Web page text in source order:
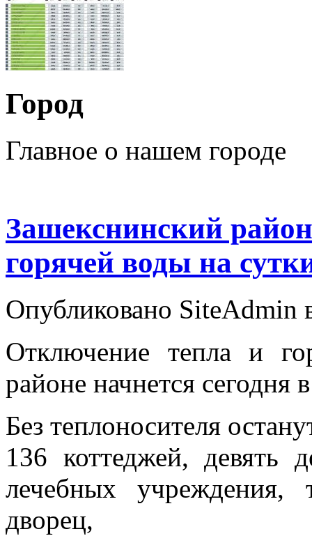
Город
Главное о нашем городе
Зашекснинский
горячей воды на
Опубликовано SiteAdmin
Отключение тепла и
районе начнется сегодня
Без теплоносителя
136 коттеджей, девять
лечебных
дворец,